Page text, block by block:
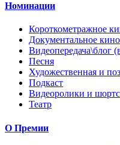
Номинации
Короткометражное
Документальное кино
Видеопередача\блог
Песня
Художественная и
Подкаст
Видеоролики и шортс
Театр
О Премии